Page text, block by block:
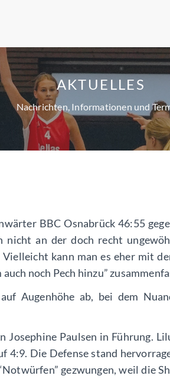
AKTUELLES
Nachrichten, Informationen und
BBC Osnabrück 46:55
nicht an der doch recht
kann man es eher mit
noch Pech hinzu”
Augenhöhe ab, bei dem
Paulsen in Führung.
4:9. Die Defense stand
gezwungen, weil die